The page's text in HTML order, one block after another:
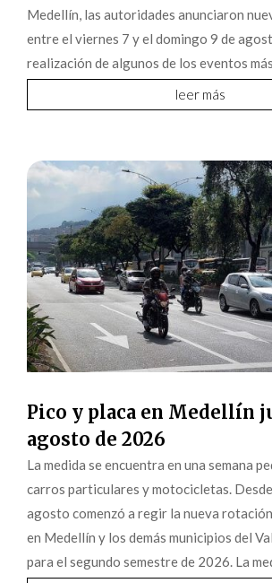
Medellín, las autoridades anunciaron
entre el viernes 7 y el domingo 9 de
realización de algunos de los eventos
leer más
Pico y placa en Medellín
agosto de 2026
La medida se encuentra en una semana
carros particulares y motocicletas.
agosto comenzó a regir la nueva
en Medellín y los demás municipios del
para el segundo semestre de 2026. La